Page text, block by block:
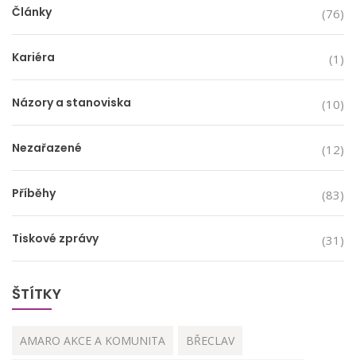
Články (76)
Kariéra (1)
Názory a stanoviska (10)
Nezařazené (12)
Příběhy (83)
Tiskové zprávy (31)
ŠTÍTKY
AMARO AKCE A KOMUNITA BŘECLAV